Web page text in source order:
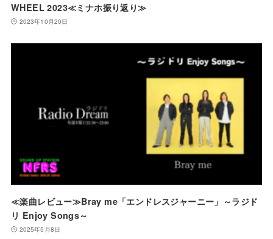
WHEEL 2023≪ミナホ振り返り≫
2023年10月20日
≪楽曲レビュー≫Bray me「エンドレスジャーニー」～ラジド
リ Enjoy Songs～
2025年5月8日